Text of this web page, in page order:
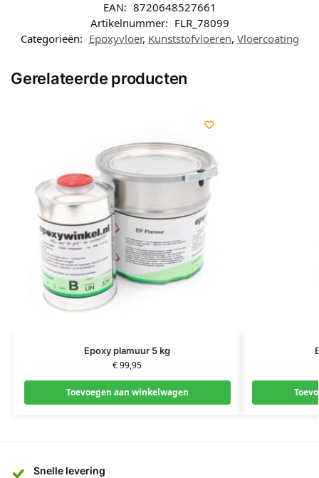
EAN: 8720648527661
Artikelnummer: FLR_78099
Categorieën: Epoxyvloer, Kunststofvloeren, Vloercoating
Gerelateerde producten
Epoxy plamuur 5 kg
€99,95
Toevoegen aan winkelwagen
Snelle levering